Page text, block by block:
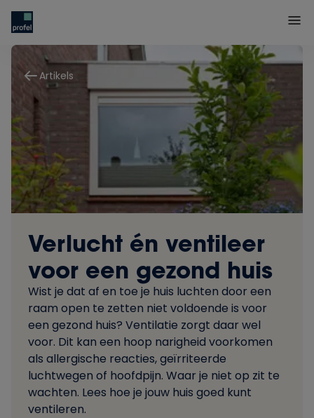
Artikels
Verlucht én ventileer
voor een gezond huis
Wist je dat af en toe je huis luchten door een
raam open te zetten niet voldoende is voor
een gezond huis? Ventilatie zorgt daar wel
voor. Dit kan een hoop narigheid voorkomen
als allergische reacties, geïrriteerde
luchtwegen of hoofdpijn. Waar je niet op zit te
wachten. Lees hoe je jouw huis goed kunt
ventileren.